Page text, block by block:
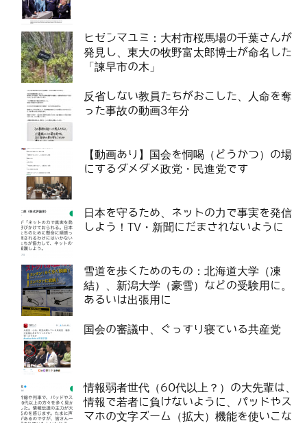
ヒゼンマユミ：大村市桜馬場の千葉さんが
発見し、東大の牧野富太郎博士が命名した
「諫早市の木」
反省しない教員たちがおこした、人命を奪
った事故の動画3年分
【動画あり】国会を恫喝（どうかつ）の場
にするダメダメ政党・民進党です
日本を守るため、ネットの力で事実を発信
しよう！TV・新聞にだまされないように
雪道を歩くためのもの：北海道大学（凍
結）、新潟大学（豪雪）などの受験用に。
あるいは出張用に
国会の審議中、ぐっすり寝ている共産党
情報弱者世代（60代以上？）の大先輩は、
情報で若者に負けないように、パッドやス
マホの文字ズーム（拡大）機能を使いこな